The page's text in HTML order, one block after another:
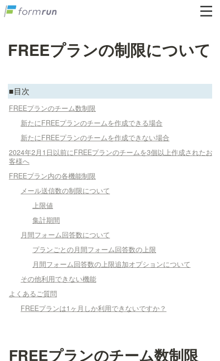
FREEプランの制限について
■目次
FREEプランのチーム数制限
新たにFREEプランのチームを作成できる場合
新たにFREEプランのチームを作成できない場合
2024年2月1日以前にFREEプランのチームを3個以上作成されたお
客様へ
FREEプラン内の各機能制限
メール送信数の制限について
上限値
集計期間
月間フォーム回答数について
プランごとの月間フォーム回答数の上限
月間フォーム回答数の上限追加オプションについて
その他利用できない機能
よくあるご質問
FREEプランは1ヶ月しか利用できないですか？
FREEプランのチーム数制限